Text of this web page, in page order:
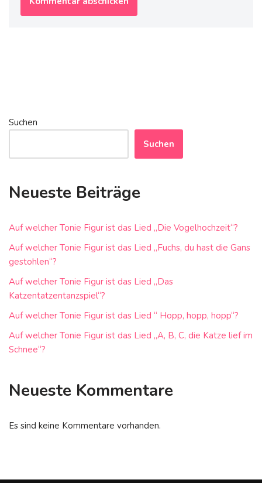
Suchen
Suchen
Neueste Beiträge
Auf welcher Tonie Figur ist das Lied „Die Vogelhochzeit“?
Auf welcher Tonie Figur ist das Lied „Fuchs, du hast die Gans
gestohlen“?
Auf welcher Tonie Figur ist das Lied „Das
Katzentatzentanzspiel“?
Auf welcher Tonie Figur ist das Lied “ Hopp, hopp, hopp“?
Auf welcher Tonie Figur ist das Lied „A, B, C, die Katze lief im
Schnee“?
Neueste Kommentare
Es sind keine Kommentare vorhanden.